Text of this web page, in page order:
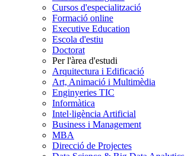
Cursos d'especialització
Formació online
Executive Education
Escola d'estiu
Doctorat
Per l'àrea d'estudi
Arquitectura i Edificació
Art, Animació i Multimèdia
Enginyeries TIC
Informàtica
Intel·ligència Artificial
Business i Management
MBA
Direcció de Projectes